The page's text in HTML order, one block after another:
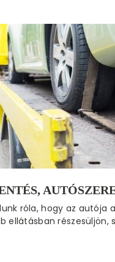
róla, hogy az autója
ellátásban részesüljön,